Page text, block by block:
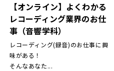
【オンライン】よくわかる
レコーディング業界のお仕
事（音響学科）
レコーディング(録音)のお仕事に興
味がある！
そんなあなた...